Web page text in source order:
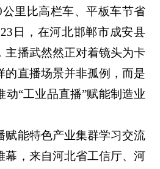
里比高栏车、平板车节省
日，在河北邯郸市成安县
主播武然然正对着镜头为卡
的直播场景并非孤例，而是
动“工业品直播”赋能制造业
赋能特色产业集群学习交流
幕，来自河北省工信厅、河